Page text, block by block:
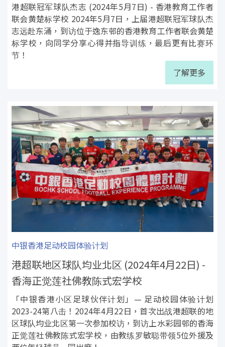
港超联冠军球队杰志 (2024年5月7日) - 香港教育工作者
联会黄楚标学校 2024年5月7日，上届港超联冠军球队杰
志远赴东涌，到访位于逸东邨的香港教育工作者联会黄楚
标学校，向同学分享心得并指导训练，最后更有比赛环
节！
了解更多
中银香港足动校园体验计划
港超联地区球队均业北区 (2024年4月22日) -
香海正觉莲社佛教陈式宏学校
「中银香港小区足球伙伴计划」— 足动校园体验计划
2023-24第八击！2024年4月22日，首次出战港超联的地
区球队均业北区第一次参加校访，到访上水彩园邨的香海
正觉莲社佛教陈式宏学校，由教练罗敏聪带领5位外援及